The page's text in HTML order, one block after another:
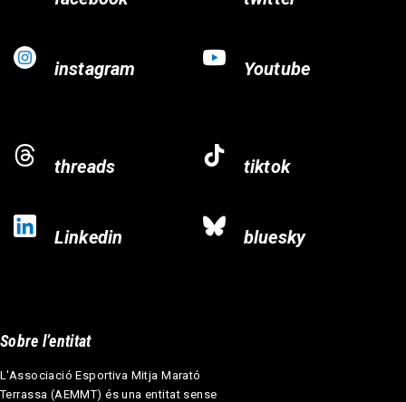
instagram Youtube
threads tiktok
Linkedin bluesky
Sobre l’entitat
L'Associació Esportiva Mitja Marató
Terrassa (AEMMT) és una entitat sense